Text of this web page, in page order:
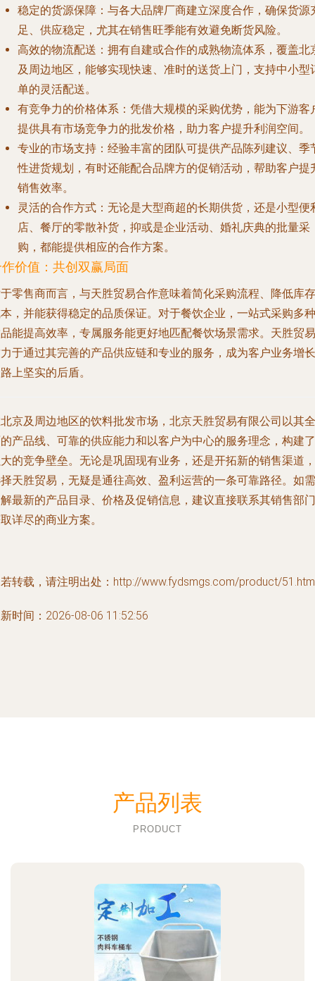
稳定的货源保障 ：与各大品牌厂商建立深度合作，确保货源
足、供应稳定，尤其在销售旺季能有效避免断货风险。
高效的物流配送 ：拥有自建或合作的成熟物流体系，覆盖北
及周边地区，能够实现快速、准时的送货上门，支持中小型
单的灵活配送。
有竞争力的价格体系 ：凭借大规模的采购优势，能为下游客
提供具有市场竞争力的批发价格，助力客户提升利润空间。
专业的市场支持 ：经验丰富的团队可提供产品陈列建议、季
性进货规划，有时还能配合品牌方的促销活动，帮助客户提
销售效率。
灵活的合作方式 ：无论是大型商超的长期供货，还是小型便
店、餐厅的零散补货，抑或是企业活动、婚礼庆典的批量采
购，都能提供相应的合作方案。
价值：共创双赢局面
零售商而言，与天胜贸易合作意味着简化采购流程、降低库存
，并能获得稳定的品质保证。对于餐饮企业，一站式采购多种
能提高效率，专属服务能更好地匹配餐饮场景需求。天胜贸易
于通过其完善的产品供应链和专业的服务，成为客户业务增长
上坚实的后盾。
京及周边地区的饮料批发市场，北京天胜贸易有限公司以其全
产品线、可靠的供应能力和以客户为中心的服务理念，构建了
的竞争壁垒。无论是巩固现有业务，还是开拓新的销售渠道，
天胜贸易，无疑是通往高效、盈利运营的一条可靠路径。如需
最新的产品目录、价格及促销信息，建议直接联系其销售部门
详尽的商业方案。
转载，请注明出处：http://www.fydsmgs.com/product/
时间：2026-08-06 11:52:56
产品列表
PRODUCT